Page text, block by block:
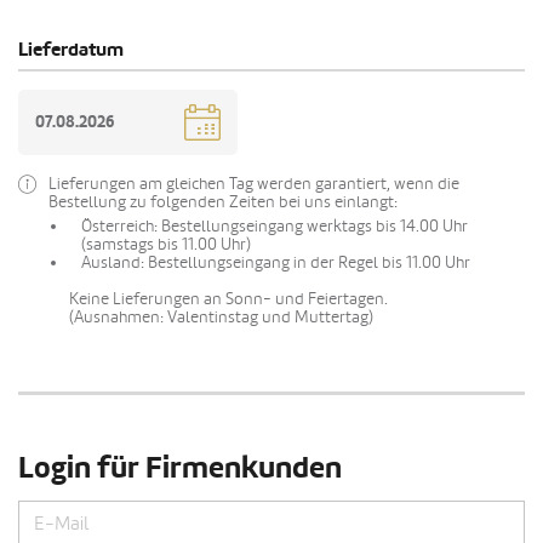
Lieferdatum
Lieferungen am gleichen Tag werden garantiert, wenn die
Bestellung zu folgenden Zeiten bei uns einlangt:
Österreich: Bestellungseingang werktags bis 14.00 Uhr
(samstags bis 11.00 Uhr)
Ausland: Bestellungseingang in der Regel bis 11.00 Uhr
Keine Lieferungen an Sonn- und Feiertagen.
(Ausnahmen: Valentinstag und Muttertag)
Login für Firmenkunden